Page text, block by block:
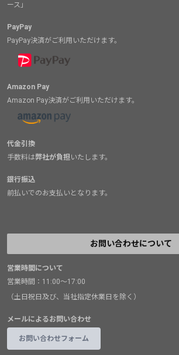
ース」
PayPay
PayPay決済がご利用いただけます。
Amazon Pay
Amazon Pay決済がご利用いただけます。
代金引換
手数料は弊社が負担いたします。
銀行振込
前払いでのお支払いとなります。
お問い合わせについて
営業時間について
営業時間：11:00～17:00
（土日祝日及び、当社指定休業日を除く）
メールによるお問い合わせ
お問い合わせフォーム